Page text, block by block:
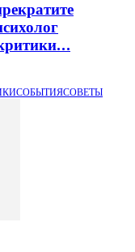
СОБЫТИЯСОВЕТЫ